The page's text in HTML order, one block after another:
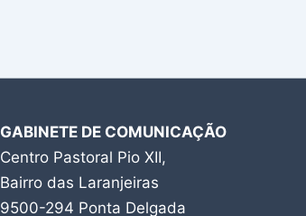
GABINETE DE COMUNICAÇÃO
Centro Pastoral Pio XII,
Bairro das Laranjeiras
9500-294 Ponta Delgada